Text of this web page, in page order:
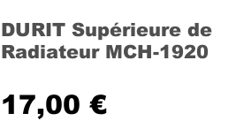
DURIT Supérieure de
Radiateur MCH-1920
17,00 €Prix